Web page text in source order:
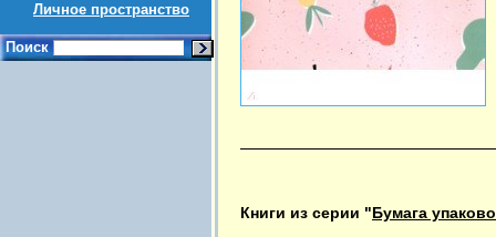
Личное пространство
Поиск
Книги из серии "Бумага